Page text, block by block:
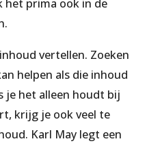
het prima ook in de
vertellen. Zoeken
helpen als die inhoud
je het alleen houdt bij
krijg je ook veel te
Karl May legt een